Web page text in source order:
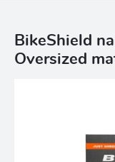
BikeShield
Oversized